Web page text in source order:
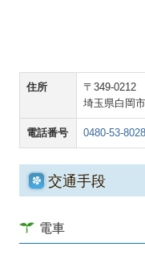
住所
〒349-0212
埼玉県白岡
電話番号 0480-53-8028
交通手段
電車